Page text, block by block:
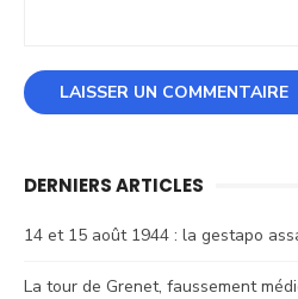
DERNIERS ARTICLES
14 et 15 août 1944 : la gestapo
La tour de Grenet, faussement